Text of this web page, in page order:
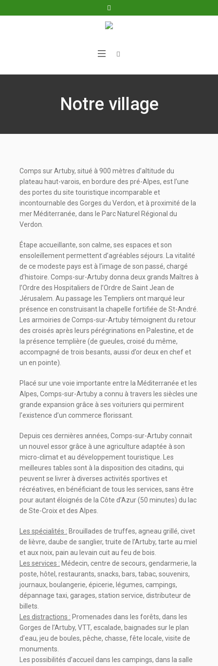
Notre village
Comps sur Artuby, situé à 900 mètres d’altitude du
plateau haut-varois, en bordure des pré-Alpes, est l’une
des portes du site touristique incomparable et
incontournable des Gorges du Verdon, et à proximité de la
mer Méditerranée, dans le Parc Naturel Régional du
Verdon.
Étape accueillante, son calme, ses espaces et son
ensoleillement permettent d’agréables séjours. La vitalité
de ce modeste pays est à l’image de son passé, chargé
d’histoire. Comps-sur-Artuby donna deux grands Maîtres à
l’Ordre des Hospitaliers de l’Ordre de Saint Jean de
Jérusalem. Au passage les Templiers ont marqué leur
présence en construisant la chapelle fortifiée de St-André.
Les armoiries de Comps-sur-Artuby témoignent du retour
des croisés après leurs pérégrinations en Palestine, et de
la présence templière (de gueules, croisé du même,
accompagné de trois besants, aussi d’or deux en chef et
un en pointe).
Placé sur une voie importante entre la Méditerranée et les
Alpes, Comps-sur-Artuby a connu à travers les siècles une
grande expansion grâce à ses voituriers qui permirent
l’existence d’un commerce florissant.
Depuis ces dernières années, Comps-sur-Artuby connait
un nouvel essor grâce à une agriculture adaptée à son
micro-climat et au développement touristique. Les
meilleures tables sont à la disposition des citadins, qui
peuvent se livrer à diverses activités sportives et
récréatives, en bénéficiant de tous les services, sans être
pour autant éloignés de la Côte d’Azur (50 minutes) du lac
de Ste-Croix et des Alpes.
Les spécialités : Brouillades de truffes, agneau grillé, civet
de lièvre, daube de sanglier, truite de l’Artuby, tarte au miel
et aux noix, pain au levain cuit au feu de bois.
Les services : Médecin, centre de secours, gendarmerie, la
poste, hôtel, restaurants, snacks, bars, tabac, souvenirs,
journaux, boulangerie, épicerie, légumes, campings,
dépannage taxi, garages, station service, distributeur de
billets.
Les distractions : Promenades dans les forêts, dans les
Gorges de l’Artuby, VTT, escalade, baignades sur le plan
d’eau, jeu de boules, pêche, chasse, fête locale, visite de
monuments.
Les possibilités d’accueil dans les campings, dans la salle